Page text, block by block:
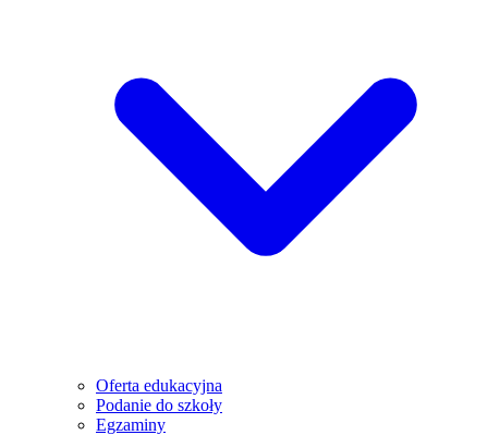
Oferta edukacyjna
Podanie do szkoły
Egzaminy